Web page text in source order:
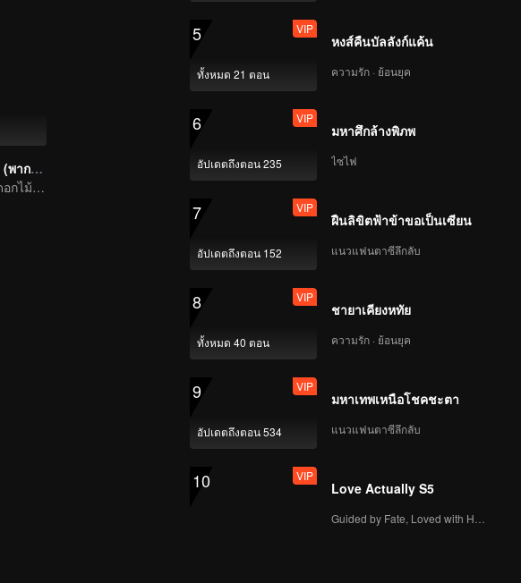
ก่อนดอกไม้บาน (พากย์ไทย)
เฝ้ารอคอยวันที่ดอกไม้แบ่งบาน
5
ทั้งหมด 21 ตอน
VIP
หงส์คืนบัลลังก์แค้น
ความรัก · ย้อนยุค
6
อัปเดตถึงตอน 235
VIP
มหาศึกล้างพิภพ
ไซไฟ
7
อัปเดตถึงตอน 152
VIP
ฝืนลิขิตฟ้าข้าขอเป็นเซียน
แนวแฟนตาซีลึกลับ
8
ทั้งหมด 40 ตอน
VIP
ชายาเคียงหทัย
ความรัก · ย้อนยุค
9
อัปเดตถึงตอน 534
VIP
มหาเทพเหนือโชคชะตา
แนวแฟนตาซีลึกลับ
10 VIP
Love Actually S5